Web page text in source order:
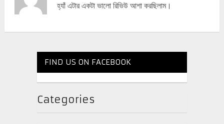
হ্যাঁ এটার একটা ভালো রিভিউ আশা করছিলাম।
FIND US ON FACEBOOK
Categories